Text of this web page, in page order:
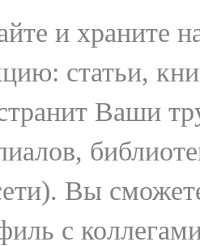
и храните
статьи,
Ваши
Вы
с